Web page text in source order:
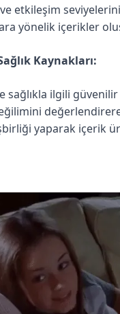
etkileşim
yönelik içerikler
Kaynakları:
sağlıkla ilgili güvenilir
yaparak içerik